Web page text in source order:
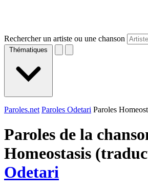
Rechercher un artiste ou une chanson
Thématiques
Paroles.net Paroles Odetari Paroles
Paroles de la
Homeostasis
Odetari